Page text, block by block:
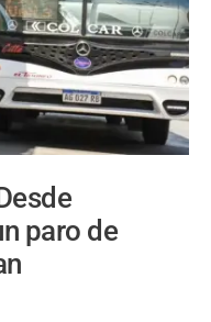
paro de